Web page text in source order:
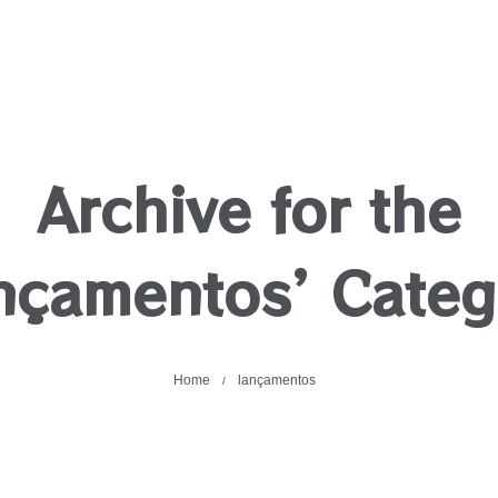
Archive for the
Home / lançamentos